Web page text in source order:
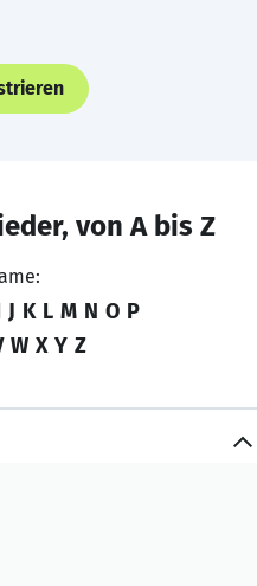
von A bis Z
J K L M N O P
W X Y Z